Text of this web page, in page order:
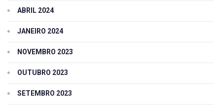
ABRIL 2024
JANEIRO 2024
NOVEMBRO 2023
OUTUBRO 2023
SETEMBRO 2023